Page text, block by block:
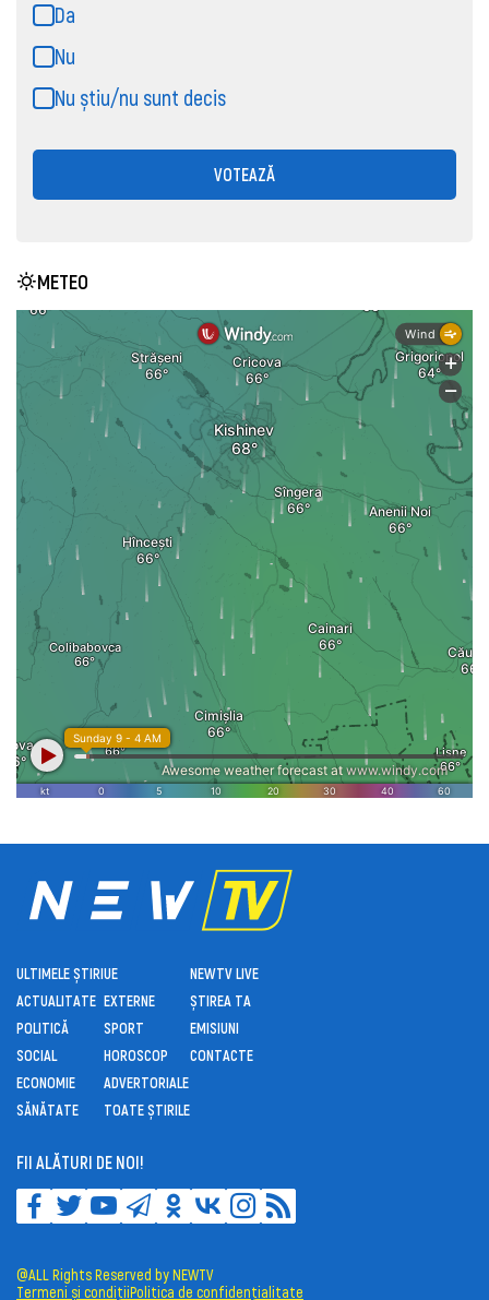
Da
Nu
Nu știu/nu sunt decis
VOTEAZĂ
METEO
ULTIMELE ȘTIRI
ACTUALITATE
POLITICĂ
SOCIAL
ECONOMIE
SĂNĂTATE
UE
EXTERNE
SPORT
HOROSCOP
ADVERTORIALE
TOATE ȘTIRILE
NEWTV LIVE
ȘTIREA TA
EMISIUNI
CONTACTE
FII ALĂTURI DE NOI!
@ALL Rights Reserved by NEWTV
Termeni și condițiiPolitica de confidențialitate